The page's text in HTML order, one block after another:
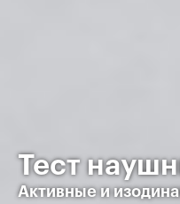
Тест
Активные и